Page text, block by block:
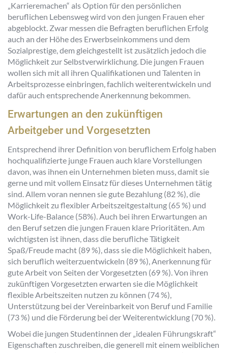
„Karrieremachen“ als Option für den persönlichen
beruflichen Lebensweg wird von den jungen Frauen eher
abgeblockt. Zwar messen die Befragten beruflichen Erfolg
auch an der Höhe des Erwerbseinkommens und dem
Sozialprestige, dem gleichgestellt ist zusätzlich jedoch die
Möglichkeit zur Selbstverwirklichung. Die jungen Frauen
wollen sich mit all ihren Qualifikationen und Talenten in
Arbeitsprozesse einbringen, fachlich weiterentwickeln und
dafür auch entsprechende Anerkennung bekommen.
Erwartungen an den zukünftigen
Arbeitgeber und Vorgesetzten
Entsprechend ihrer Definition von beruflichem Erfolg haben
hochqualifizierte junge Frauen auch klare Vorstellungen
davon, was ihnen ein Unternehmen bieten muss, damit sie
gerne und mit vollem Einsatz für dieses Unternehmen tätig
sind. Allem voran nennen sie gute Bezahlung (82 %), die
Möglichkeit zu flexibler Arbeitszeitgestaltung (65 %) und
Work-Life-Balance (58%). Auch bei ihren Erwartungen an
den Beruf setzen die jungen Frauen klare Prioritäten. Am
wichtigsten ist ihnen, dass die berufliche Tätigkeit
Spaß/Freude macht (89 %), dass sie die Möglichkeit haben,
sich beruflich weiterzuentwickeln (89 %), Anerkennung für
gute Arbeit von Seiten der Vorgesetzten (69 %). Von ihren
zukünftigen Vorgesetzten erwarten sie die Möglichkeit
flexible Arbeitszeiten nutzen zu können (74 %),
Unterstützung bei der Vereinbarkeit von Beruf und Familie
(73 %) und die Förderung bei der Weiterentwicklung (70 %).
Wobei die jungen Studentinnen der „idealen Führungskraft“
Eigenschaften zuschreiben, die generell mit einem weiblichen